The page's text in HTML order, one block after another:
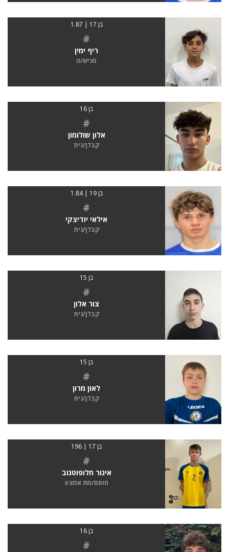
בן 17 | 1.87
#
ריף ימין
מגיש/ה
בן 16
#
אלון שולומון
קבלן/נית
בן 19 | 1.84
#
אילאי יודיצקי
קבלן/נית
בן 15
#
צור אלון
קבלן/נית
בן 15
#
לאון מרון
קבלן/נית
בן 17 | 196
#
איגור חלופוטנוב
חוסם/מת אמצע
בן 16
#